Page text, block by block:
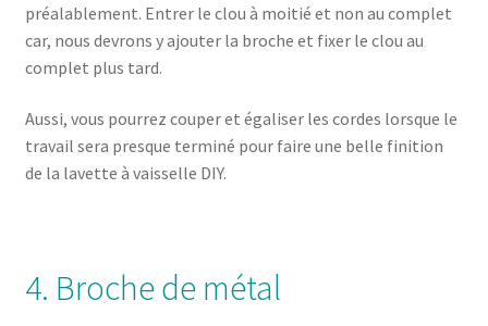
préalablement. Entrer le clou à moitié et non au complet
car, nous devrons y ajouter la broche et fixer le clou au
complet plus tard.
Aussi, vous pourrez couper et égaliser les cordes lorsque le
travail sera presque terminé pour faire une belle finition
de la lavette à vaisselle DIY.
4. Broche de métal